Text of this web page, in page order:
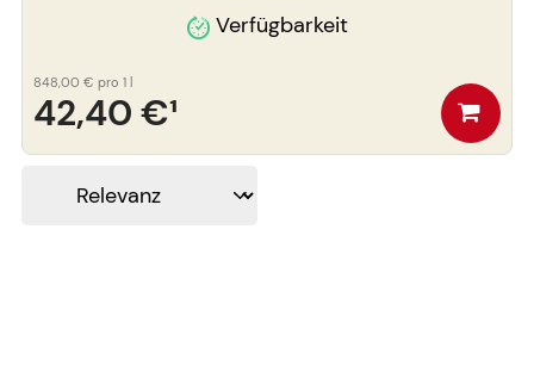
Verfügbarkeit
42,40 €¹
848,00 € pro 1 l